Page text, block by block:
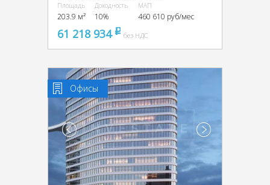
Площадь
203.9 м²
Доходность
10%
МАП
460 610 руб/мес
61 218 934 pуббез НДС
Офисы